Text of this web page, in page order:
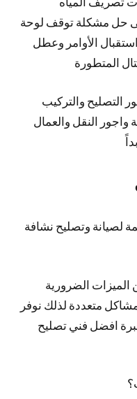
حل مشكلة توقف لوحة
الأوامر وعطل
المتطورة
التصليح والتركيب
واجور النقل والعمال
لصيانة وتصليح نشافة
الضرورية
متعددة لذلك نوفر
افضل فني تصليح